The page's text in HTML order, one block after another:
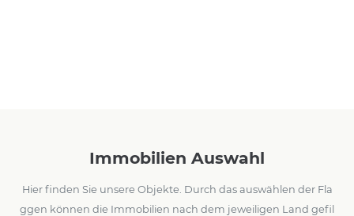
Immobilien Auswahl
Hier finden Sie unsere Objekte. Durch das auswählen der Fla
ggen können die Immobilien nach dem jeweiligen Land gefil